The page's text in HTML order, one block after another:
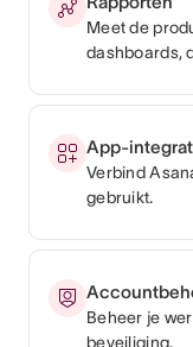
Meet de
dashboards,
App-
Verbind
gebruikt.
Beheer je
beveiliging.